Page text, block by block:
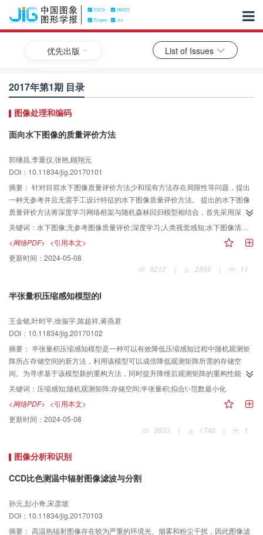
优先出版 List of Issues
2017年第1期 目录
图像处理和编码
面向水下图像的质量评价方法
郭继昌,李重仪,张艳,顾翔元
DOI：10.11834/jig.20170101
摘要： 针对目前水下图像质量评价方法少和现有方法存在局限性等问题，提出
一种无参考并且无需手工设计特征的水下图像质量评价方法。 提出的水下图像
质量评价方法将深度学习网络框架与随机森林回归模型相结合，首先采用深度
神经网络提取水下图像的特征；然后使用提取的特征和标定的水下图像质量分
数训练回归模型；最终，利用训练好的回归模型预测水下图像的质量。 在本文
收集的水下图像数据集和水下图像清晰化算法处理结果上评测本文方法，并与
多种质量评价方法进行比较，其中包括预测结果与主观质量分数比较、水下图
像清晰化结果评测比较、预测结果与主观质量分数相关性比较、鲁棒性比较
的水下图像质量分数，并且具有更好的鲁棒性。定量实验结果表明本文方法与
下图像质量评价方法无需参考图像，省去了手工设计的特征，充分利用了深度
学习网络的学习和表征能力。本文方法的准确性较好，普适性和鲁棒性较高，
预测的质量分数与人类视觉感知具有较高的一致性。本方法适用于原始的水下
图像和水下图像清晰化算法的处理结果。
关键词： 水下图像;无参考图像质量评价;深度学习;人类视觉感知;水下图像清晰化
<网络PDF> <引用本文>
更新时间： 2024-05-08
8212
| 2885 | 11
半张量积压缩感知模型的l
王金铭,叶时平,徐振宇,陈超祥,蒋燕君
DOI：10.11834/jig.20170102
摘要： 半张量积压缩感知模型是一种可以有效降低压缩感知过程中随机观测矩
阵所占存储空间的新方法，利用该模型可以成倍降低观测矩阵所需的存储空
间。为寻求基于该模型新的重构方法，同时提升降维后观测矩阵的重构性能，
提出一种采用光滑高斯函数拟合l-范数方法进行重构。 构建降维随机观测矩阵，
对原始信号进行采样；构建可微且期望值为零的光滑高斯函数来拟合不连续的l-
范数，采用最速下降法进行重构，最终得到稀疏信号的估计值。 实验分别采用1
维稀疏信号和2维图像信号进行测试，并从重构概率、收敛速度、重构信号的峰
值信噪比等角度进行了测试和比较。验证结果表明，本文所述算法的重构概
小降低为通常的1/64，甚至1/256时，仍能保持较高的重构性能。 本文所述的重
构算法，能在更大程度上降低观测矩阵的大小，同时基本保持重构的精度。
关键词： 压缩感知;随机观测矩阵;存储空间;半张量积;拟合l;-范数最小化
<网络PDF> <引用本文>
更新时间： 2024-05-08
3933
| 1740 | 1
图像分析和识别
CCD比色测温中辐射图像滤波与分割
孙元,彭小奇,宋彦坡
DOI：10.11834/jig.20170103
摘要： 高温热辐射图像存在较为严重的环境光、烟雾和粉尘干扰，因此图像滤